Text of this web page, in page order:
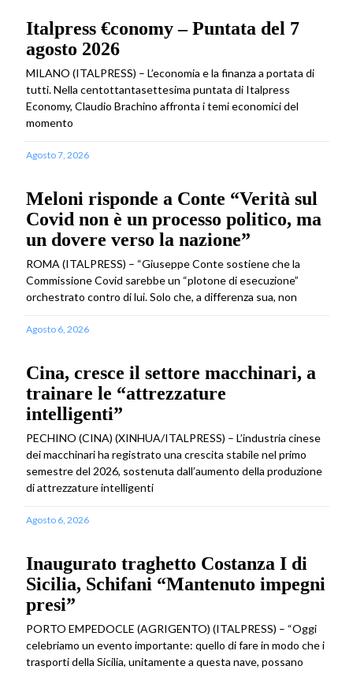
Italpress €conomy – Puntata del 7
agosto 2026
MILANO (ITALPRESS) – L’economia e la finanza a portata di
tutti. Nella centottantasettesima puntata di Italpress
Economy, Claudio Brachino affronta i temi economici del
momento
Agosto 7, 2026
Meloni risponde a Conte “Verità sul
Covid non è un processo politico, ma
un dovere verso la nazione”
ROMA (ITALPRESS) – “Giuseppe Conte sostiene che la
Commissione Covid sarebbe un “plotone di esecuzione”
orchestrato contro di lui. Solo che, a differenza sua, non
Agosto 6, 2026
Cina, cresce il settore macchinari, a
trainare le “attrezzature
intelligenti”
PECHINO (CINA) (XINHUA/ITALPRESS) – L’industria cinese
dei macchinari ha registrato una crescita stabile nel primo
semestre del 2026, sostenuta dall’aumento della produzione
di attrezzature intelligenti
Agosto 6, 2026
Inaugurato traghetto Costanza I di
Sicilia, Schifani “Mantenuto impegni
presi”
PORTO EMPEDOCLE (AGRIGENTO) (ITALPRESS) – “Oggi
celebriamo un evento importante: quello di fare in modo che i
trasporti della Sicilia, unitamente a questa nave, possano